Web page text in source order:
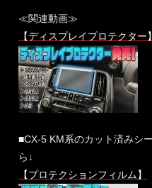
≪関連動画≫
【ディスプレイプロテクター】
■CX-5 KM系のカット済みシ
ら↓
【プロテクションフィルム】